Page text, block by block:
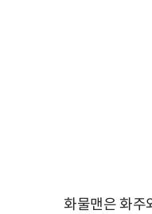
화물맨은 화주